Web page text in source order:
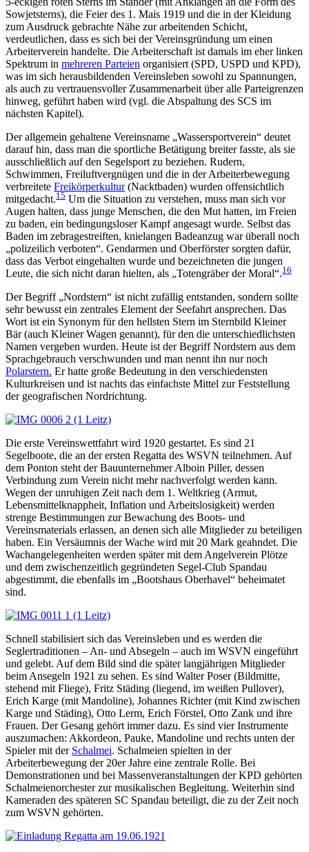
Sowjetsterns), die Feier des 1. Mais 1919 und die in der Kleidung
zum Ausdruck gebrachte Nähe zur arbeitenden Schicht,
verdeutlichen, dass es sich bei der Vereinsgründung um einen
Arbeiterverein handelte. Die Arbeiterschaft ist damals im eher linken
Spektrum in mehreren Parteien organisiert (SPD, USPD und KPD),
was im sich herausbildenden Vereinsleben sowohl zu Spannungen,
als auch zu vertrauensvoller Zusammenarbeit über alle Parteigrenzen
hinweg, geführt haben wird (vgl. die Abspaltung des SCS im
nächsten Kapitel).
Der allgemein gehaltene Vereinsname „Wassersportverein“ deutet
darauf hin, dass man die sportliche Betätigung breiter fasste, als sie
ausschließlich auf den Segelsport zu beziehen. Rudern,
Schwimmen, Freiluftvergnügen und die in der Arbeiterbewegung
verbreitete Freikörperkultur(Nacktbaden) wurden offensichtlich
mitgedacht.15 Um die Situation zu verstehen, muss man sich vor
Augen halten, dass junge Menschen, die den Mut hatten, im Freien
zu baden, ein bedingungsloser Kampf angesagt wurde. Selbst das
Baden im zebragestreiften, knielangen Badeanzug war überall noch
„polizeilich verboten“. Gendarmen und Oberförster sorgten dafür,
dass das Verbot eingehalten wurde und bezeichneten die jungen
Leute, die sich nicht daran hielten, als „Totengräber der Moral“.16
Der Begriff „Nordstern“ ist nicht zufällig entstanden, sondern sollte
sehr bewusst ein zentrales Element der Seefahrt ansprechen. Das
Wort ist ein Synonym für den hellsten Stern im Sternbild Kleiner
Bär (auch Kleiner Wagen genannt), für den die unterschiedlichsten
Namen vergeben wurden. Heute ist der Begriff Nordstern aus dem
Sprachgebrauch verschwunden und man nennt ihn nur noch
Polarstern. Er hatte große Bedeutung in den verschiedensten
Kulturkreisen und ist nachts das einfachste Mittel zur Feststellung
der geografischen Nordrichtung.
Die erste Vereinswettfahrt wird 1920 gestartet. Es sind 21
Segelboote, die an der ersten Regatta des WSVN teilnehmen. Auf
dem Ponton steht der Bauunternehmer Alboin Piller, dessen
Verbindung zum Verein nicht mehr nachverfolgt werden kann.
Wegen der unruhigen Zeit nach dem 1. Weltkrieg (Armut,
Lebensmittelknappheit, Inflation und Arbeitslosigkeit) werden
strenge Bestimmungen zur Bewachung des Boots- und
Vereinsmaterials erlassen, an denen sich alle Mitglieder zu beteiligen
haben. Ein Versäumnis der Wache wird mit 20 Mark geahndet. Die
Wachangelegenheiten werden später mit dem Angelverein Plötze
und dem zwischenzeitlich gegründeten Segel-Club Spandau
abgestimmt, die ebenfalls im „Bootshaus Oberhavel“ beheimatet
sind.
Schnell stabilisiert sich das Vereinsleben und es werden die
Seglertraditionen – An- und Absegeln – auch im WSVN eingeführt
und gelebt. Auf dem Bild sind die später langjährigen Mitglieder
beim Ansegeln 1921 zu sehen. Es sind Walter Poser (Bildmitte,
stehend mit Fliege), Fritz Städing (liegend, im weißen Pullover),
Erich Karge (mit Mandoline), Johannes Richter (mit Kind zwischen
Karge und Städing), Otto Lerm, Erich Förstel, Otto Zank und ihre
Frauen. Der Gesang gehört immer dazu. Es sind vier Instrumente
auszumachen: Akkordeon, Pauke, Mandoline und rechts unten der
Spieler mit der Schalmei. Schalmeien spielten in der
Arbeiterbewegung der 20er Jahre eine zentrale Rolle. Bei
Demonstrationen und bei Massenveranstaltungen der KPD gehörten
Schalmeienorchester zur musikalischen Begleitung. Weiterhin sind
Kameraden des späteren SC Spandau beteiligt, die zu der Zeit noch
zum WSVN gehörten.